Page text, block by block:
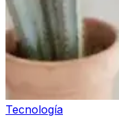
Tecnología